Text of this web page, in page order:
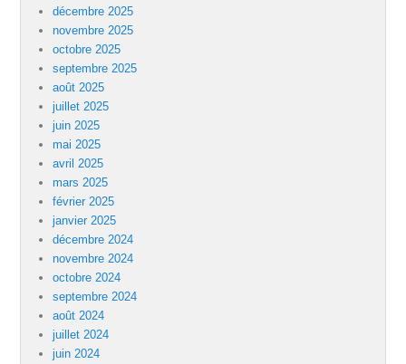
décembre 2025
novembre 2025
octobre 2025
septembre 2025
août 2025
juillet 2025
juin 2025
mai 2025
avril 2025
mars 2025
février 2025
janvier 2025
décembre 2024
novembre 2024
octobre 2024
septembre 2024
août 2024
juillet 2024
juin 2024